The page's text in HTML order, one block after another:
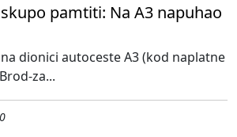
pamtiti: Na A3 napuhao
dionici autoceste A3 (kod naplatne
za...